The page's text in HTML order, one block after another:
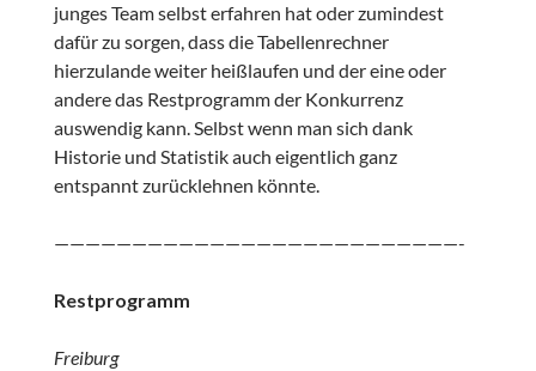
junges Team selbst erfahren hat oder zumindest
dafür zu sorgen, dass die Tabellenrechner
hierzulande weiter heißlaufen und der eine oder
andere das Restprogramm der Konkurrenz
auswendig kann. Selbst wenn man sich dank
Historie und Statistik auch eigentlich ganz
entspannt zurücklehnen könnte.
——————————————————————————-
Restprogramm
Freiburg